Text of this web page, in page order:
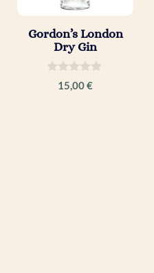
Gordon’s London
Dry Gin
15,00€